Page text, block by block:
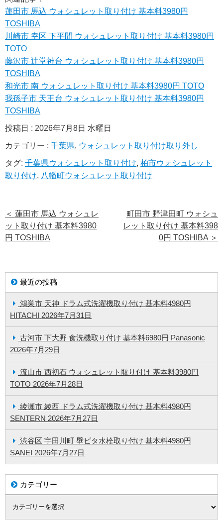
蓮田市 馬込 ウォシュレット取り付け 基本料3980円
TOSHIBA
川崎市 幸区 下平間 ウォシュレット取り付け 基本料3980円
TOTO
藤沢市 辻堂神台 ウォシュレット取り付け 基本料3980円
TOSHIBA
和光市 南 ウォシュレット取り付け 基本料3980円 TOTO
我孫子市 天王台 ウォシュレット取り付け 基本料3980円
TOSHIBA
投稿日 : 2026年7月8日 水曜日
カテゴリー :千葉県, ウォシュレット取り付け取り外し
タグ:千葉県ウォシュレット取り付け,柏市ウォシュレット
取り付け, 八幡町ウォシュレット取り付け
＜蓮田市 馬込 ウォシュレ
ット取り付け 基本料3980
円 TOSHIBA
町田市 野津田町 ウォシュ
レット取り付け 基本料398
0円 TOSHIBA＞
最近の投稿
鴻巣市 天神 ドラム式洗濯機取り付け 基本料4980円
HITACHI 2026年7月31日
古河市 下大野 食洗機取り付け 基本料6980円 Panasonic
2026年7月29日
流山市 西初石 ウォシュレット取り付け 基本料3980円
TOTO 2026年7月28日
綾瀬市 綾西 ドラム式洗濯機取り付け 基本料4980円
SENTERN 2026年7月27日
渋谷区 宇田川町 壁ピタ水栓取り付け 基本料4980円
SANEI 2026年7月27日
カテゴリー